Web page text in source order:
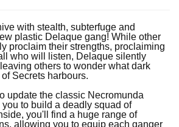
with stealth, subterfuge and
plastic Delaque gang! While other
proclaim their strengths, proclaiming
who will listen, Delaque silently
others to wonder what dark
Secrets harbours.
update the classic Necromunda
to build a deadly squad of
you'll find a huge range of
allowing you to equip each ganger